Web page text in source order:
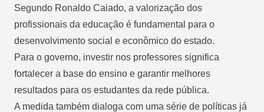
Segundo Ronaldo Caiado, a valorização dos
profissionais da educação é fundamental para o
desenvolvimento social e econômico do estado.
Para o governo, investir nos professores significa
fortalecer a base do ensino e garantir melhores
resultados para os estudantes da rede pública.
A medida também dialoga com uma série de políticas já